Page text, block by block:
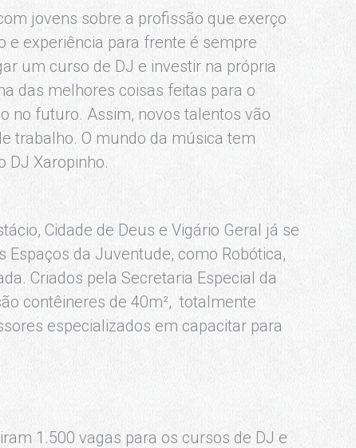
jovens sobre a profissão que exerço
e experiência para frente é sempre
um curso de DJ e investir na própria
das melhores coisas feitas para o
no futuro. Assim, novos talentos vão
trabalho. O mundo da música tem
DJ Xaropinho.
Cidade de Deus e Vigário Geral já se
da Juventude, como Robótica,
Criados pela Secretaria Especial da
contêineres de 40m², totalmente
especializados em capacitar para
1.500 vagas para os cursos de DJ e